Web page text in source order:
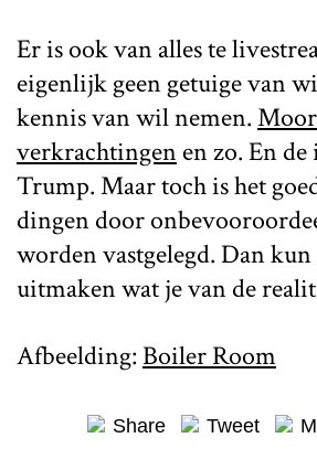
Er is ook van alles te
eigenlijk geen getuige van
kennis van wil nemen.
verkrachtingenen zo. En
Trump. Maar toch is het
dingen door
worden vastgelegd. Dan
uitmaken wat je van de
Afbeelding: Boiler Room
Share Tweet